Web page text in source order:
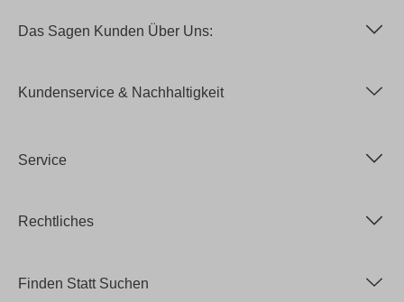
Das Sagen Kunden Über Uns:
Kundenservice & Nachhaltigkeit
Service
Rechtliches
Finden Statt Suchen